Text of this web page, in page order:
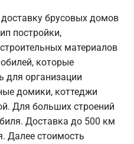
брусовых домов
постройки,
материалов
которые
для организации
домики, коттеджи
Для больших строений
Доставка до 500 км
Далее стоимость